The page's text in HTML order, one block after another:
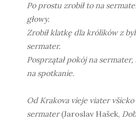
Po prostu zrobił to na
głowy.
Zrobił klatkę dla królików z
sermater.
Posprzątał pokój na sermater,
na spotkanie.
Od Krakova vieje viater všicko
sermater(Jaroslav Hašek,